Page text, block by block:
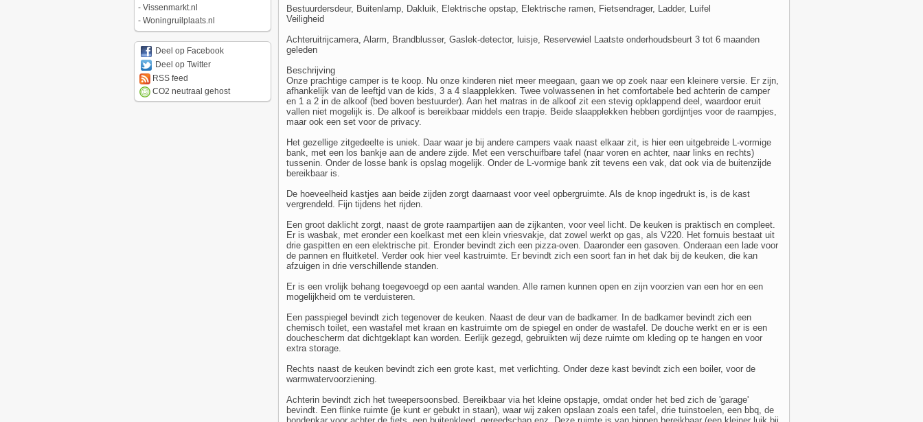
- Vissenmarkt.nl
- Woningruilplaats.nl
Deel op Facebook
Deel op Twitter
RSS feed
CO2 neutraal gehost
Bestuurdersdeur, Buitenlamp, Dakluik, Elektrische opstap, Elektrische ramen, Fietsendrager, Ladder, Luifel
Veiligheid
Achteruitrijcamera, Alarm, Brandblusser, Gaslek-detector, luisje, Reservewiel Laatste onderhoudsbeurt 3 tot 6 maanden
geleden
Beschrijving
Onze prachtige camper is te koop. Nu onze kinderen niet meer meegaan, gaan we op zoek naar een kleinere versie. Er zijn,
afhankelijk van de leeftjd van de kids, 3 a 4 slaapplekken. Twee volwassenen in het comfortabele bed achterin de camper
en 1 a 2 in de alkoof (bed boven bestuurder). Aan het matras in de alkoof zit een stevig opklappend deel, waardoor eruit
vallen niet mogelijk is. De alkoof is bereikbaar middels een trapje. Beide slaapplekken hebben gordijntjes voor de raampjes,
maar ook een set voor de privacy.
Het gezellige zitgedeelte is uniek. Daar waar je bij andere campers vaak naast elkaar zit, is hier een uitgebreide L-vormige
bank, met een los bankje aan de andere zijde. Met een verschuifbare tafel (naar voren en achter, naar links en rechts)
tussenin. Onder de losse bank is opslag mogelijk. Onder de L-vormige bank zit tevens een vak, dat ook via de buitenzijde
bereikbaar is.
De hoeveelheid kastjes aan beide zijden zorgt daarnaast voor veel opbergruimte. Als de knop ingedrukt is, is de kast
vergrendeld. Fijn tijdens het rijden.
Een groot daklicht zorgt, naast de grote raampartijen aan de zijkanten, voor veel licht. De keuken is praktisch en compleet.
Er is wasbak, met eronder een koelkast met een klein vriesvakje, dat zowel werkt op gas, als V220. Het fornuis bestaat uit
drie gaspitten en een elektrische pit. Eronder bevindt zich een pizza-oven. Daaronder een gasoven. Onderaan een lade voor
de pannen en fluitketel. Verder ook hier veel kastruimte. Er bevindt zich een soort fan in het dak bij de keuken, die kan
afzuigen in drie verschillende standen.
Er is een vrolijk behang toegevoegd op een aantal wanden. Alle ramen kunnen open en zijn voorzien van een hor en een
mogelijkheid om te verduisteren.
Een passpiegel bevindt zich tegenover de keuken. Naast de deur van de badkamer. In de badkamer bevindt zich een
chemisch toilet, een wastafel met kraan en kastruimte om de spiegel en onder de wastafel. De douche werkt en er is een
douchescherm dat dichtgeklapt kan worden. Eerlijk gezegd, gebruikten wij deze ruimte om kleding op te hangen en voor
extra storage.
Rechts naast de keuken bevindt zich een grote kast, met verlichting. Onder deze kast bevindt zich een boiler, voor de
warmwatervoorziening.
Achterin bevindt zich het tweepersoonsbed. Bereikbaar via het kleine opstapje, omdat onder het bed zich de 'garage'
bevindt. Een flinke ruimte (je kunt er gebukt in staan), waar wij zaken opslaan zoals een tafel, drie tuinstoelen, een bbq, de